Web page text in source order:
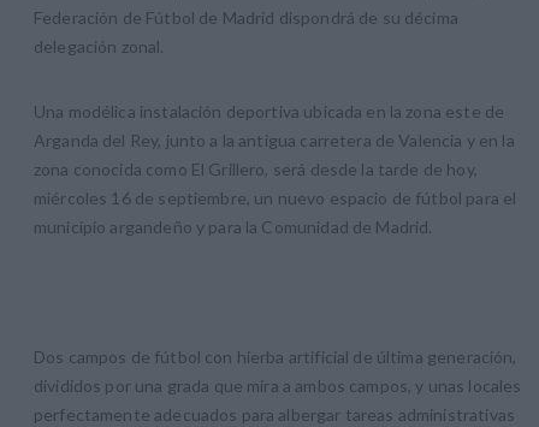
Federación de Fútbol de Madrid dispondrá de su décima
delegación zonal.
Una modélica instalación deportiva ubicada en la zona este de
Arganda del Rey, junto a la antigua carretera de Valencia y en la
zona conocida como El Grillero, será desde la tarde de hoy,
miércoles 16 de septiembre, un nuevo espacio de fútbol para el
municipio argandeño y para la Comunidad de Madrid.
Dos campos de fútbol con hierba artificial de última generación,
divididos por una grada que mira a ambos campos, y unas locales
perfectamente adecuados para albergar tareas administrativas